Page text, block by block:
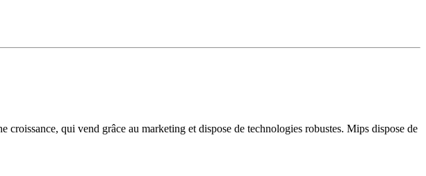
qui vend grâce au marketing et dispose de technologies robustes. Mips dispose de